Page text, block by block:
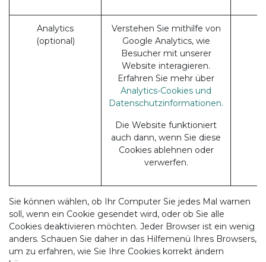
Analytics
(optional)
Verstehen Sie mithilfe von
Google Analytics, wie
Besucher mit unserer
Website interagieren.
Erfahren Sie mehr über
Analytics-Cookies und
Datenschutzinformationen.
Die Website funktioniert
auch dann, wenn Sie diese
Cookies ablehnen oder
verwerfen.
Sie können wählen, ob Ihr Computer Sie jedes Mal warnen
soll, wenn ein Cookie gesendet wird, oder ob Sie alle
Cookies deaktivieren möchten. Jeder Browser ist ein wenig
anders. Schauen Sie daher in das Hilfemenü Ihres Browsers,
um zu erfahren, wie Sie Ihre Cookies korrekt ändern